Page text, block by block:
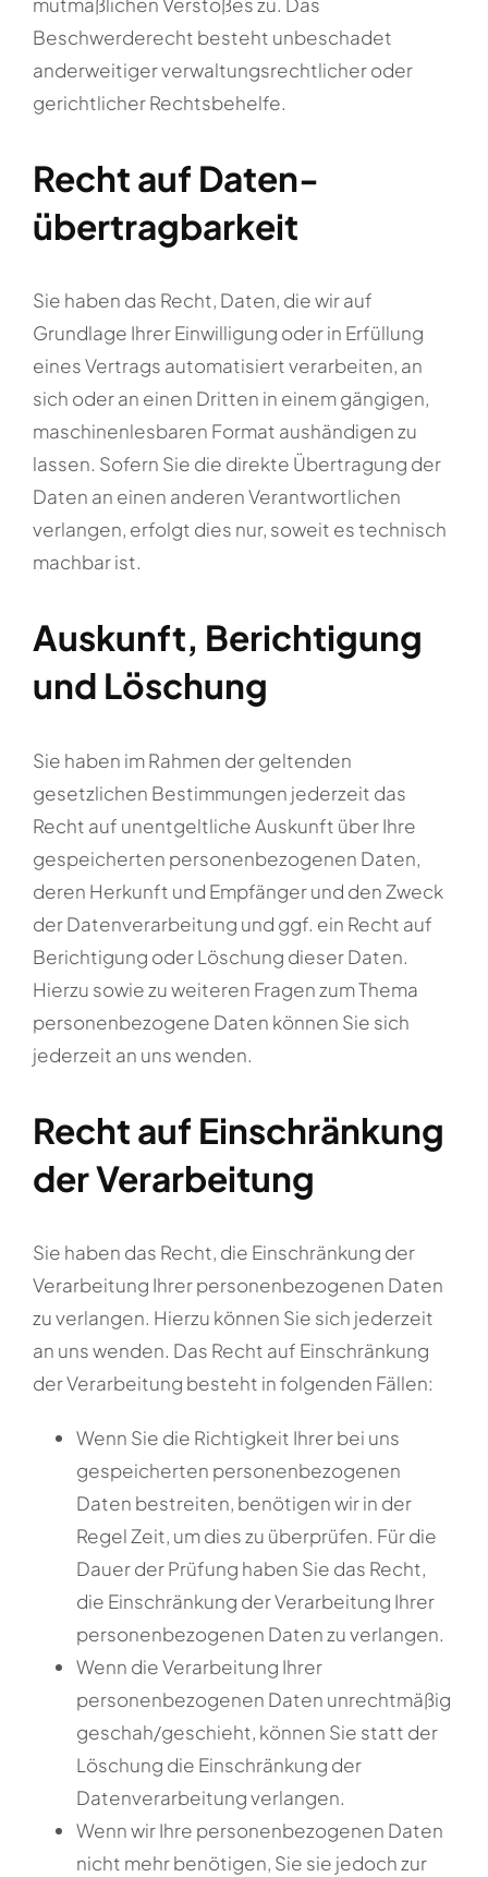
Beschwerderecht besteht unbeschadet
anderweitiger verwaltungsrechtlicher oder
gerichtlicher Rechtsbehelfe.
Recht auf Daten­
übertrag­barkeit
Sie haben das Recht, Daten, die wir auf
Grundlage Ihrer Einwilligung oder in Erfüllung
eines Vertrags automatisiert verarbeiten, an
sich oder an einen Dritten in einem gängigen,
maschinenlesbaren Format aushändigen zu
lassen. Sofern Sie die direkte Übertragung der
Daten an einen anderen Verantwortlichen
verlangen, erfolgt dies nur, soweit es technisch
machbar ist.
Auskunft, Berichtigung
und Löschung
Sie haben im Rahmen der geltenden
gesetzlichen Bestimmungen jederzeit das
Recht auf unentgeltliche Auskunft über Ihre
gespeicherten personenbezogenen Daten,
deren Herkunft und Empfänger und den Zweck
der Datenverarbeitung und ggf. ein Recht auf
Berichtigung oder Löschung dieser Daten.
Hierzu sowie zu weiteren Fragen zum Thema
personenbezogene Daten können Sie sich
jederzeit an uns wenden.
Recht auf Einschränkung
der Verarbeitung
Sie haben das Recht, die Einschränkung der
Verarbeitung Ihrer personenbezogenen Daten
zu verlangen. Hierzu können Sie sich jederzeit
an uns wenden. Das Recht auf Einschränkung
der Verarbeitung besteht in folgenden Fällen:
Wenn Sie die Richtigkeit Ihrer bei uns
gespeicherten personenbezogenen
Daten bestreiten, benötigen wir in der
Regel Zeit, um dies zu überprüfen. Für die
Dauer der Prüfung haben Sie das Recht,
die Einschränkung der Verarbeitung Ihrer
personenbezogenen Daten zu verlangen.
Wenn die Verarbeitung Ihrer
personenbezogenen Daten unrechtmäßig
geschah/geschieht, können Sie statt der
Löschung die Einschränkung der
Datenverarbeitung verlangen.
Wenn wir Ihre personenbezogenen Daten
nicht mehr benötigen, Sie sie jedoch zur